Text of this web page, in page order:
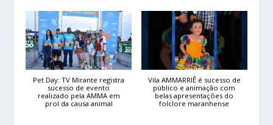
Pet Day: TV Mirante registra
sucesso de evento
realizado pela AMMA em
prol da causa animal
Vila AMMARRIÊ é sucesso de
público e animação com
belas apresentações do
folclore maranhense